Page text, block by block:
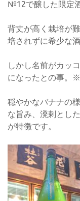
№12で醸した限定酒
背丈が高く栽培が
培されずに希少な酒
しかし名前がカッ
になったとの事。
穏やかなバナナの
な旨み、溌剌とし
が特徴です。